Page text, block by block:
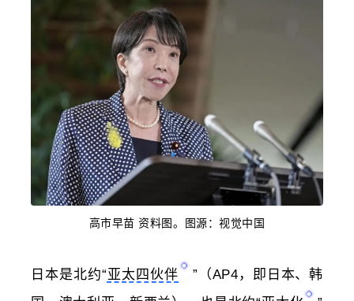
高市早苗 资料图。图源：视觉中国
日本是北约“亚太四伙伴
”（AP4，即日本、韩